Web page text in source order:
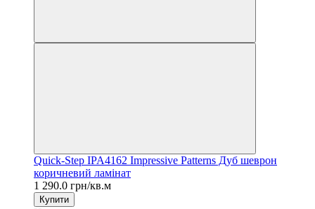
Quick-Step IPA4162 Impressive Patterns Дуб шеврон
коричневий ламінат
1 290.0 грн/кв.м
Купити